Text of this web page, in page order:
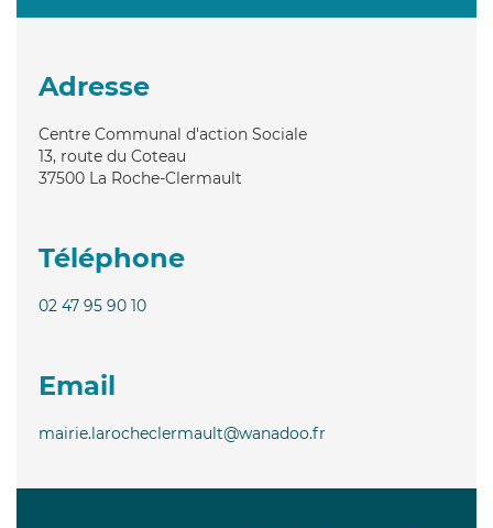
Adresse
Centre Communal d'action Sociale
13, route du Coteau
37500 La Roche-Clermault
Téléphone
02 47 95 90 10
Email
mairie.larocheclermault@wanadoo.fr